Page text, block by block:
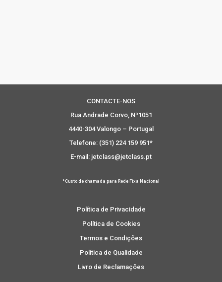
CONTACTE-NOS
Rua Andrade Corvo, Nº1051
4440-304 Valongo – Portugal
Telefone: (351) 224 159 951*
E-mail: jetclass@jetclass.pt
*Custo de chamada para Rede Fixa Nacional
Política de Privacidade
Política de Cookies
Termos e Condições
Política de Qualidade
Livro de Reclamações